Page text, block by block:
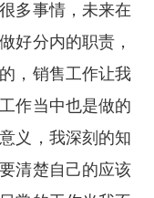
多事情，未来在
好分内的职责，
，销售工作让我
作当中也是做的
义，我深刻的知
清楚自己的应该